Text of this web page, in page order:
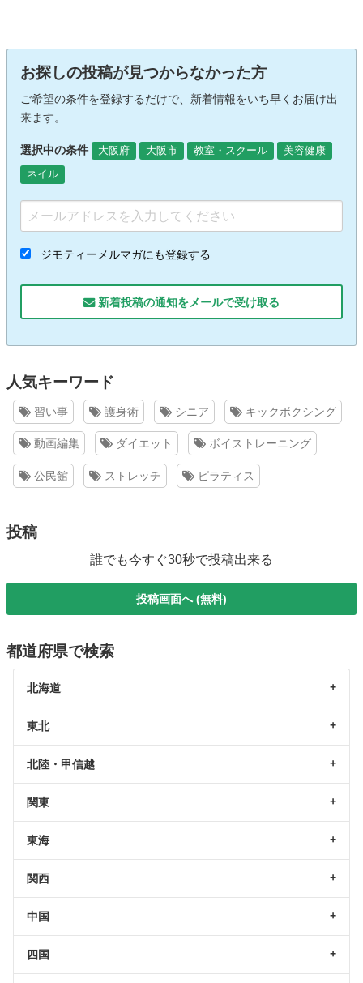
お探しの投稿が見つからなかった方
ご希望の条件を登録するだけで、新着情報をいち早くお届け出
来ます。
選択中の条件 大阪府 大阪市 教室・スクール
美容健康
ネイル
ジモティーメルマガにも登録する
新着投稿の通知をメールで受け取る
人気キーワード
習い事 護身術 シニア キックボクシング
動画編集 ダイエット ボイストレーニング
公民館 ストレッチ ピラティス
投稿
誰でも今すぐ30秒で投稿出来る
投稿画面へ (無料)
都道府県で検索
北海道
東北
北陸・甲信越
関東
東海
関西
中国
四国